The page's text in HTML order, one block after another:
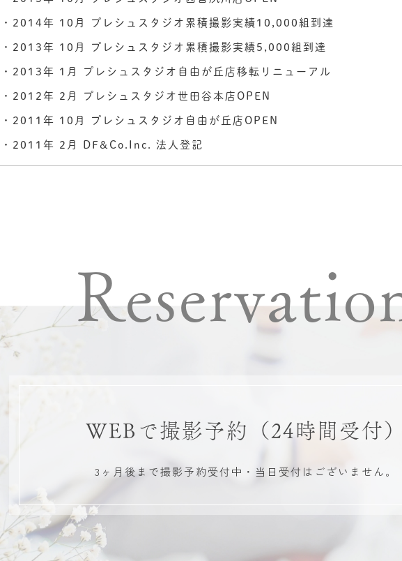
2014年 10月 プレシュスタジオ累積撮影実績10,000組到達
2013年 10月 プレシュスタジオ累積撮影実績5,000組到達
2013年 1月 プレシュスタジオ自由が丘店移転リニューアル
2012年 2月 プレシュスタジオ世田谷本店OPEN
2011年 10月 プレシュスタジオ自由が丘店OPEN
2011年 2月 DF&Co.Inc. 法人登記
WEBで撮影予約 （24時間受付
3ヶ月後まで撮影予約受付中・ 当日受付はございません。